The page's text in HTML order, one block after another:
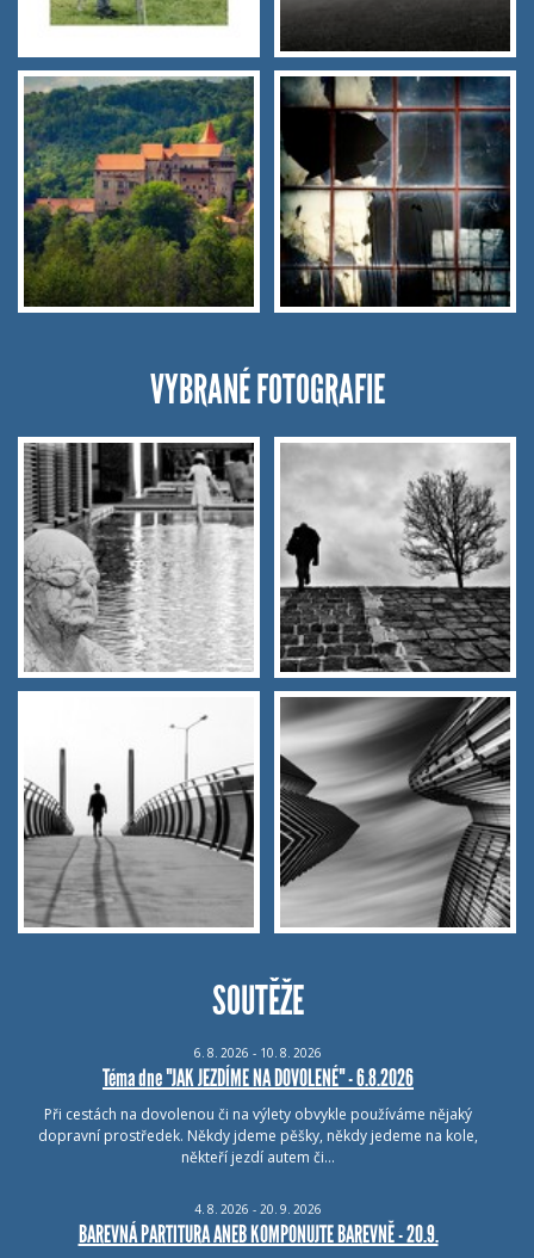
VYBRANÉ FOTOGRAFIE
SOUTĚŽE
6. 8. 2026 - 10. 8. 2026
Téma dne "JAK JEZDÍME NA DOVOLENÉ" - 6.8.2026
Při cestách na dovolenou či na výlety obvykle používáme nějaký
dopravní prostředek. Někdy jdeme pěšky, někdy jedeme na kole,
někteří jezdí autem či…
4. 8. 2026 - 20. 9. 2026
BAREVNÁ PARTITURA ANEB KOMPONUJTE BAREVNĚ - 20.9.